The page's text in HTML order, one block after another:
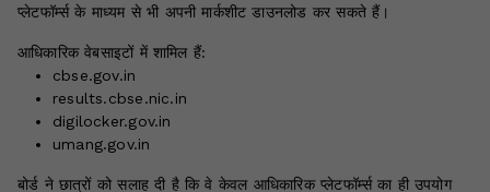
प्लेटफॉर्म्स के माध्यम से भी अपनी मार्कशीट डाउनलोड कर सकते हैं।
आधिकारिक वेबसाइटों में शामिल हैं:
cbse.gov.in
results.cbse.nic.in
digilocker.gov.in
umang.gov.in
बोर्ड ने छात्रों को सलाह दी है कि वे केवल आधिकारिक प्लेटफॉर्म्स का ही उपयोग